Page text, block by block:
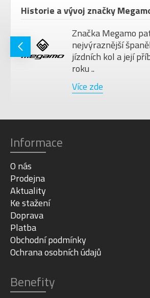
Historie a vývoj značky
Značka Megamo
nejvýraznější
jízdních kol a její
roku ..
Více zde
Informace
O nás
Prodejna
Aktuality
Ke stažení
Doprava
Platba
Obchodní podmínky
Ochrana osobních údajů
Benefity